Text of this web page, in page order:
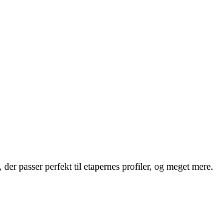
passer perfekt til etapernes profiler, og meget mere.